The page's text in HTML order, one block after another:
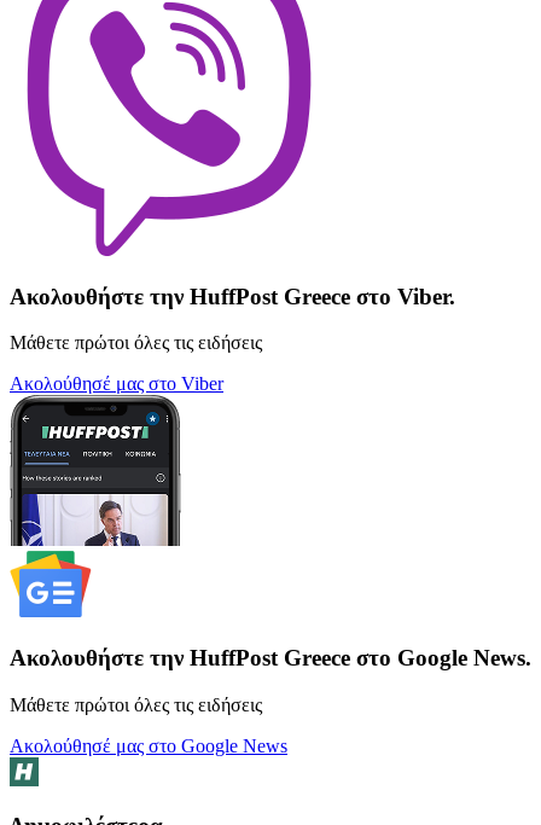
Ακολουθήστε την HuffPost Greece στο Viber.
Μάθετε πρώτοι όλες τις ειδήσεις
Ακολούθησέ μας στο Viber
Ακολουθήστε την HuffPost Greece στο Google News.
Μάθετε πρώτοι όλες τις ειδήσεις
Ακολούθησέ μας στο Google News